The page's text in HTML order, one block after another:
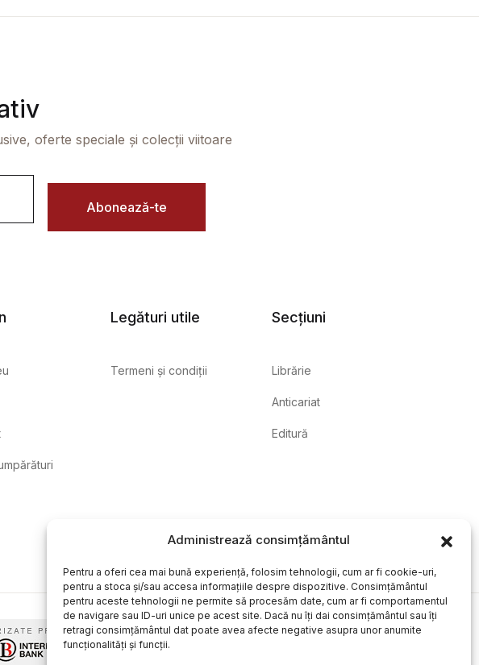
Administrează consimțământul
Pentru a oferi cea mai bună experiență, folosim tehnologii, cum ar fi cookie-uri,
pentru a stoca și/sau accesa informațiile despre dispozitive. Consimțământul
pentru aceste tehnologii ne permite să procesăm date, cum ar fi comportamentul
de navigare sau ID-uri unice pe acest site. Dacă nu îți dai consimțământul sau îți
retragi consimțământul dat poate avea afecte negative asupra unor anumite
funcționalități și funcții.
oferte speciale și colecții viitoare
Abonează-te
Legături utile
Termeni și condiții
Secțiuni
Librărie
Anticariat
Editură